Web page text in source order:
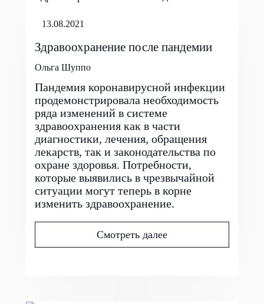
13.08.2021
Здравоохранение после пандемии
Ольга Шуппо
Пандемия коронавирусной инфекции
продемонстрировала необходимость
ряда изменений в системе
здравоохранения как в части
диагностики, лечения, обращения
лекарств, так и законодательства по
охране здоровья. Потребности,
которые выявились в чрезвычайной
ситуации могут теперь в корне
изменить здравоохранение.
Смотреть далее